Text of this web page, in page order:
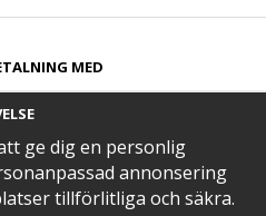
MED​
MED
ge dig en personlig
annonsering
tillförlitliga och säkra.